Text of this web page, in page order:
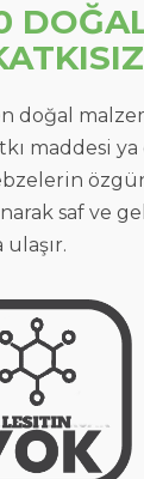
doğal
maddesi
özgün
saf ve
ulaşır.